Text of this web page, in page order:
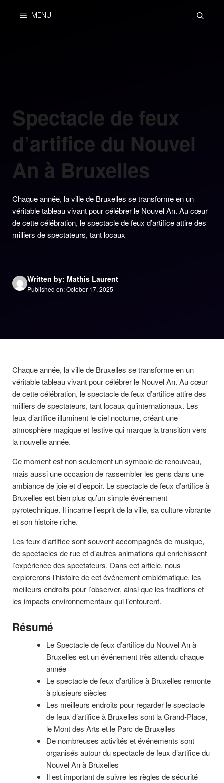
MENU
Spectacle de feux
d’artifice du Nouvel
An à Bruxelles
Chaque année, la ville de Bruxelles se transforme en un
véritable tableau vivant pour célébrer le Nouvel An. Au cœur
de cette célébration, le spectacle de feux d’artifice attire des
milliers de spectateurs, tant locaux
Written by: Mathis Laurent
Published on: October 17, 2025
Chaque année, la ville de Bruxelles se transforme en un
véritable tableau vivant pour célébrer le Nouvel An. Au cœur
de cette célébration, le spectacle de feux d’artifice attire des
milliers de spectateurs, tant locaux qu’internationaux. Les
feux d’artifice illuminent le ciel nocturne, créant une
atmosphère magique et festive qui marque la transition vers
la nouvelle année.
Ce moment est non seulement un symbole de renouveau,
mais aussi une occasion de rassembler les gens dans une
ambiance de joie et d’espoir. Le spectacle de feux d’artifice à
Bruxelles est bien plus qu’un simple événement
pyrotechnique. Il incarne l’esprit de la ville, sa culture vibrante
et son histoire riche.
Les feux d’artifice sont souvent accompagnés de musique,
de spectacles de rue et d’autres animations qui enrichissent
l’expérience des spectateurs. Dans cet article, nous
explorerons l’histoire de cet événement emblématique, les
meilleurs endroits pour l’observer, ainsi que les traditions et
les impacts environnementaux qui l’entourent.
Résumé
Le Spectacle de feux d’artifice du Nouvel An à
Bruxelles est un événement très attendu chaque
année
Le spectacle de feux d’artifice à Bruxelles remonte
à plusieurs siècles
Les meilleurs endroits pour regarder le spectacle
de feux d’artifice à Bruxelles sont la Grand-Place,
le Mont des Arts et le Parc de Bruxelles
De nombreuses activités et événements sont
organisés autour du spectacle de feux d’artifice du
Nouvel An à Bruxelles
Il est important de suivre les règles de sécurité